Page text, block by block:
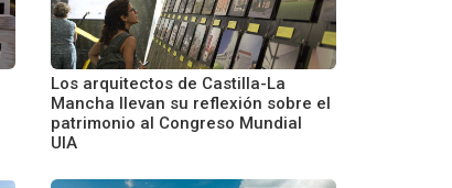
Los arquitectos de Castilla-La
Mancha llevan su reflexión sobre el
patrimonio al Congreso Mundial
UIA